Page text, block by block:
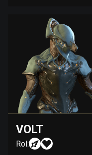
VOLT
Rol: